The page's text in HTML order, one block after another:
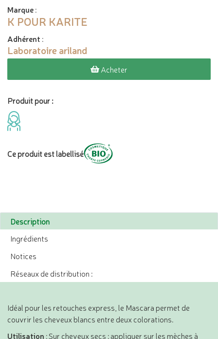
Marque:
K POUR KARITE
Adhérent :
Laboratoire ariland
Acheter
Produit pour :
Ce produit est labellisé
Description
Ingrédients
Notices
Réseaux de distribution :
Idéal pour les retouches express, le Mascara permet de
couvrir les cheveux blancs entre deux colorations.
Utilisation : Sur cheveux secs : appliquer sur les mèches à